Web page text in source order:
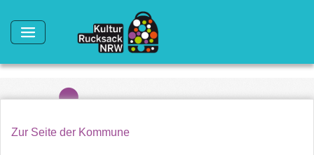
Zur Seite der Kommune